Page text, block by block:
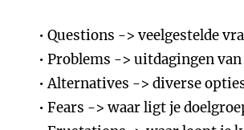
Questions -> veelgestelde
Problems -> uitdagingen van
Alternatives -> diverse
Fears -> waar ligt je